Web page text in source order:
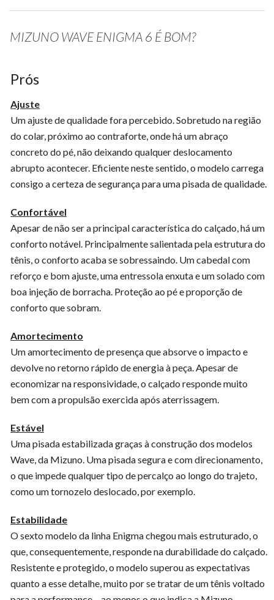
MIZUNO WAVE ENIGMA 6 É BOM?
Prós
Ajuste
Um ajuste de qualidade fora percebido. Sobretudo na região
do colar, próximo ao contraforte, onde há um abraço
concreto do pé, não deixando qualquer deslocamento
abrupto acontecer. Eficiente neste sentido, o modelo carrega
consigo a certeza de segurança para uma pisada de qualidade.
Confortável
Apesar de não ser a principal característica do calçado, há um
conforto notável. Principalmente salientada pela estrutura do
tênis, o conforto acaba se sobressaindo. Um cabedal com
reforço e bom ajuste, uma entressola enxuta e um solado com
boa injeção de borracha. Proteção ao pé e proporção de
conforto que sobram.
Amortecimento
Um amortecimento de presença que absorve o impacto e
devolve no retorno rápido de energia à peça. Apesar de
economizar na responsividade, o calçado responde muito
bem com a propulsão exercida após aterrissagem.
Estável
Uma pisada estabilizada graças à construção dos modelos
Wave, da Mizuno. Uma pisada segura e com direcionamento,
o que impede qualquer tipo de percalço ao longo do trajeto,
como um tornozelo deslocado, por exemplo.
Estabilidade
O sexto modelo da linha Enigma chegou mais estruturado, o
que, consequentemente, responde na durabilidade do calçado.
Resistente e protegido, o modelo superou as expectativas
quanto a esse detalhe, muito por se tratar de um tênis voltado